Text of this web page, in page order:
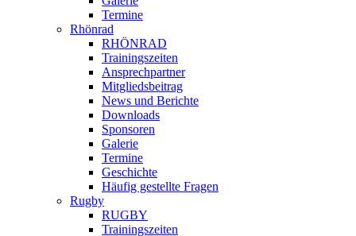
Termine
Rhönrad
RHÖNRAD
Trainingszeiten
Ansprechpartner
Mitgliedsbeitrag
News und Berichte
Downloads
Sponsoren
Galerie
Termine
Geschichte
Häufig gestellte Fragen
Rugby
RUGBY
Trainingszeiten